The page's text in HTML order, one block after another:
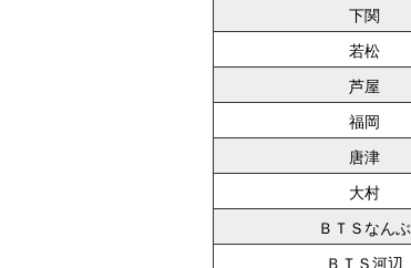
下関
若松
芦屋
福岡
唐津
大村
ＢＴＳなんぶ
ＢＴＳ河辺